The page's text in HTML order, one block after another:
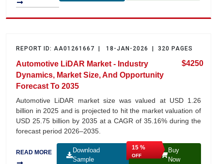
REPORT ID: AA01261667 | 18-JAN-2026 | 320 PAGES
Automotive LiDAR Market - Industry
Dynamics, Market Size, And Opportunity
Forecast To 2035
$4250
Automotive LiDAR market size was valued at USD 1.26
billion in 2025 and is projected to hit the market valuation of
USD 25.75 billion by 2035 at a CAGR of 35.16% during the
forecast period 2026–2035.
READ MORE
Download
Sample
15 %
OFF
Buy
Now